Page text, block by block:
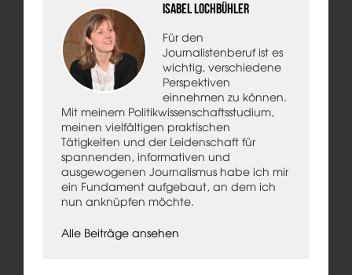
Isabel Lochbühler
Für den
Journalistenberuf ist es
wichtig, verschiedene
Perspektiven
einnehmen zu können.
Mit meinem Politikwissenschaftsstudium,
meinen vielfältigen praktischen
Tätigkeiten und der Leidenschaft für
spannenden, informativen und
ausgewogenen Journalismus habe ich mir
ein Fundament aufgebaut, an dem ich
nun anknüpfen möchte.
Alle Beiträge ansehen